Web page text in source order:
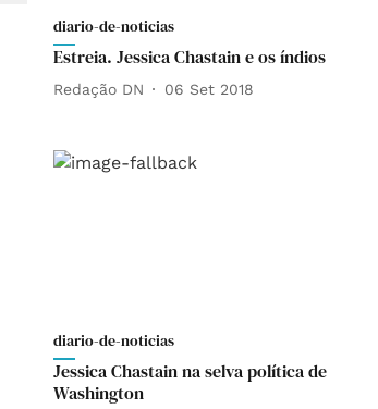
diario-de-noticias
Estreia. Jessica Chastain e os índios
Redação DN 06 Set 2018
diario-de-noticias
Jessica Chastain na selva política de
Washington